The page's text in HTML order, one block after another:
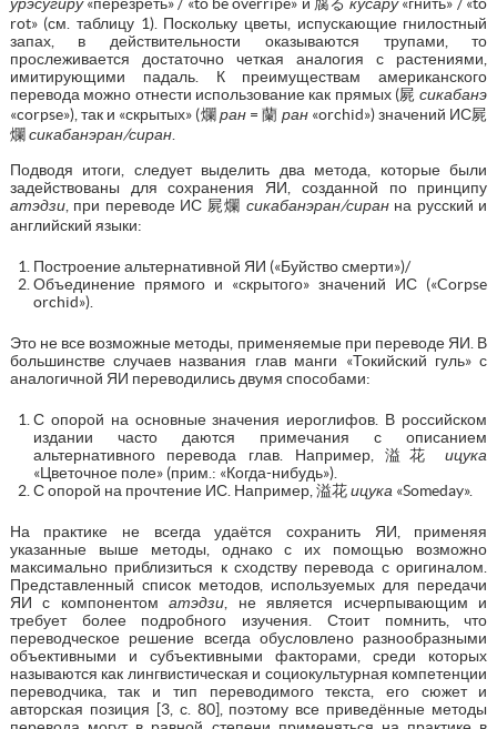
rot» (см. таблицу 1). Поскольку цветы, испускающие гнилостный
запах, в действительности оказываются трупами, то
прослеживается достаточно четкая аналогия с растениями,
имитирующими падаль. К преимуществам американского
перевода можно отнести использование как прямых (屍сикабанэ
«corpse»), так и «скрытых» (爛 ран= 蘭 ран«orchid») значений ИС屍
爛 сикабанэран/сиран.
Подводя итоги, следует выделить два метода, которые были
задействованы для сохранения ЯИ, созданной по принципу
атэдзи, при переводе ИС 屍爛 сикабанэран/сиранна русский и
английский языки:
Построение альтернативной ЯИ («Буйство смерти»)/
Объединение прямого и «скрытого» значений ИС («Corpse
orchid»).
Это не все возможные методы, применяемые при переводе ЯИ. В
большинстве случаев названия глав манги «Токийский гуль» с
аналогичной ЯИ переводились двумя способами:
С опорой на основные значения иероглифов. В российском
издании часто даются примечания с описанием
альтернативного перевода глав. Например, 溢花ицука
«Цветочное поле» (прим.: «Когда-нибудь»).
С опорой на прочтение ИС. Например, 溢花ицука «Someday».
На практике не всегда удаётся сохранить ЯИ, применяя
указанные выше методы, однако с их помощью возможно
максимально приблизиться к сходству перевода с оригиналом.
Представленный список методов, используемых для передачи
ЯИ с компонентоматэдзи , не является исчерпывающим и
требует более подробного изучения. Стоит помнить, что
переводческое решение всегда обусловлено разнообразными
объективными и субъективными факторами, среди которых
называются как лингвистическая и социокультурная компетенции
переводчика, так и тип переводимого текста, его сюжет и
авторская позиция [3, с. 80], поэтому все приведённые методы